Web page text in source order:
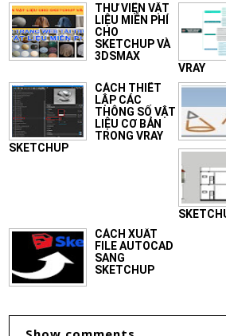
THƯ VIỆN VẬT
LIỆU MIỄN PHÍ
CHO
SKETCHUP VÀ
3DSMAX
VRAY
CÁCH THIẾT
LẬP CÁC
THÔNG SỐ VẬT
LIỆU CƠ BẢN
TRONG VRAY
SKETCHUP
CÁCH XUẤT
FILE AUTOCAD
SANG
SKETCHUP